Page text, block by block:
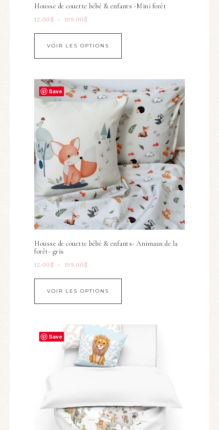
Housse de couette bébé & enfants -Mini forêt
12.00 $ – 199.00 $
VOIR LES OPTIONS
Save
Housse de couette bébé & enfants- Animaux de la
forêt- gris
12.00 $ – 199.00 $
VOIR LES OPTIONS
Save